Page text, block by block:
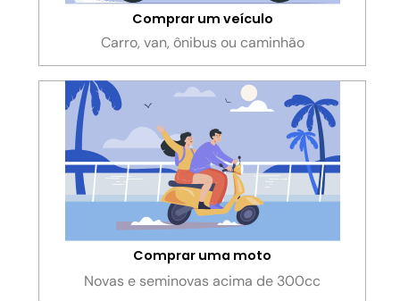
Comprar um veículo
Carro, van, ônibus ou caminhão
Comprar uma moto
Novas e seminovas acima de 300cc